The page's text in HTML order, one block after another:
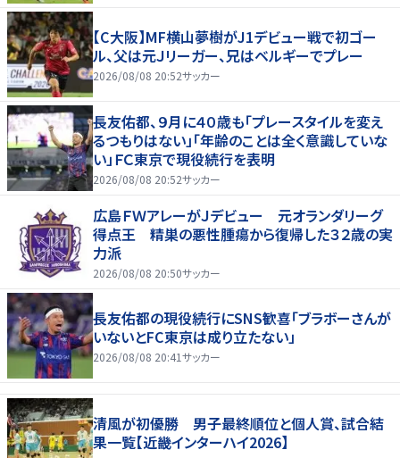
【C大阪】MF横山夢樹がJ1デビュー戦で初ゴー
ル、父は元Ｊリーガー、兄はベルギーでプレー
2026/08/08 20:52サッカー
長友佑都、９月に４０歳も「プレースタイルを変え
るつもりはない」「年齢のことは全く意識していな
い」ＦＣ東京で現役続行を表明
2026/08/08 20:52サッカー
広島ＦＷアレーがＪデビュー 元オランダリーグ
得点王 精巣の悪性腫瘍から復帰した３２歳の実
力派
2026/08/08 20:50サッカー
長友佑都の現役続行にSNS歓喜「ブラボーさんが
いないとFC東京は成り立たない」
2026/08/08 20:41サッカー
清風が初優勝 男子最終順位と個人賞、試合結
果一覧【近畿インターハイ2026】